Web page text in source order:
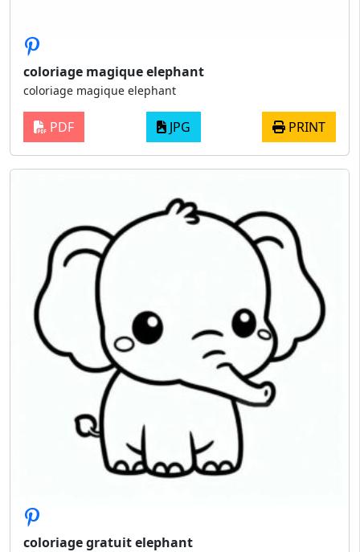
coloriage magique elephant
coloriage magique elephant
PDF JPG PRINT
coloriage gratuit elephant